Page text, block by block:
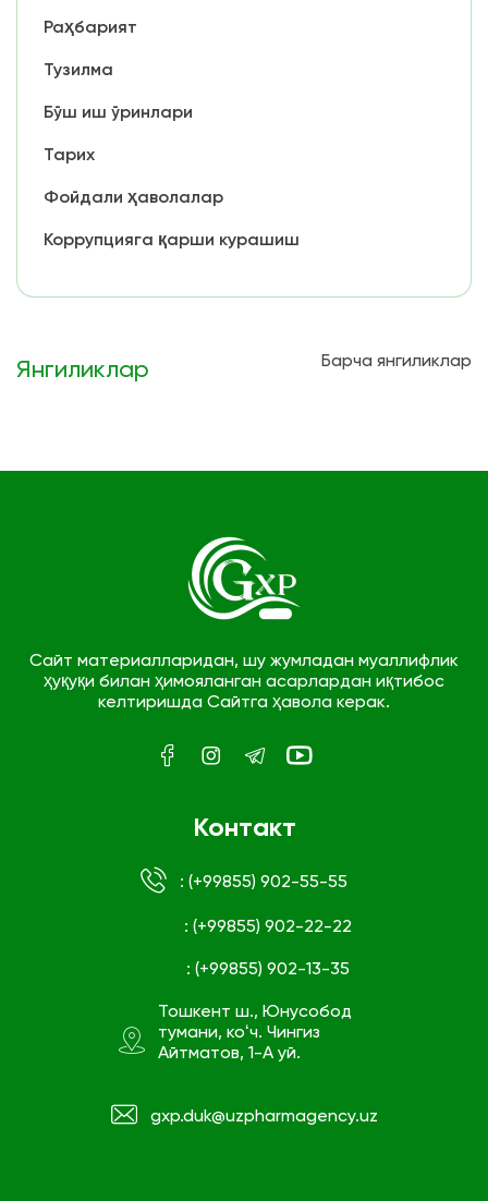
Раҳбарият
Тузилма
Бўш иш ўринлари
Тарих
Фойдали ҳаволалар
Коррупцияга қарши курашиш
Янгиликлар Барча янгиликлар
Сайт материалларидан, шу жумладан муаллифлик
ҳуқуқи билан ҳимояланган асарлардан иқтибос
келтиришда Сайтга ҳавола керак.
Контакт
: (+99855) 902-55-55
: (+99855) 902-22-22
: (+99855) 902-13-35
Тошкент ш., Юнусобод
тумани, коʻч. Чингиз
Айтматов, 1-А уй.
gxp.duk@uzpharmagency.uz